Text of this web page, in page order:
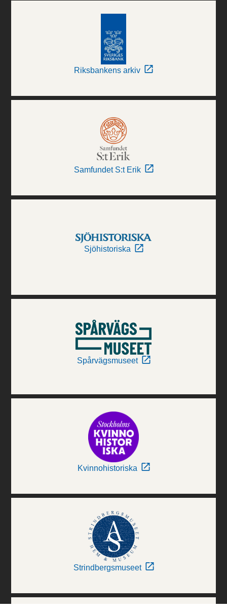
Riksbankens arkiv
Samfundet S:t Erik
Sjöhistoriska
Spårvägsmuseet
Kvinnohistoriska
Strindbergsmuseet